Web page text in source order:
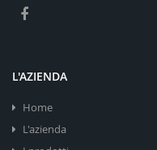
L'AZIENDA
Home
L'azienda